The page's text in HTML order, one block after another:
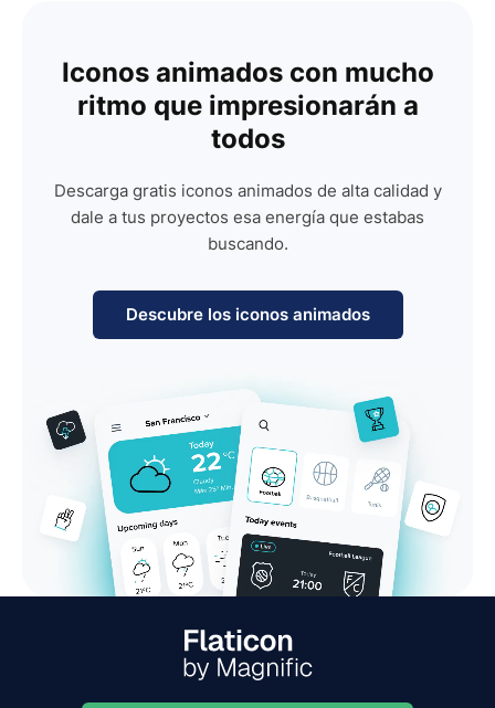
Iconos animados con mucho
ritmo que impresionarán a
todos
Descarga gratis iconos animados de alta calidad y
dale a tus proyectos esa energía que estabas
buscando.
Descubre los iconos animados